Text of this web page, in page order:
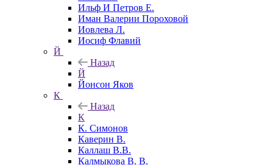
Ильф И Петров Е.
Иман Валерии Пороховой
Иовлева Л.
Иосиф Флавий
Й
Назад
Й
Йонсон Яков
К
Назад
К
К. Симонов
Каверин В.
Каллаш В.В.
Калмыкова В. В.